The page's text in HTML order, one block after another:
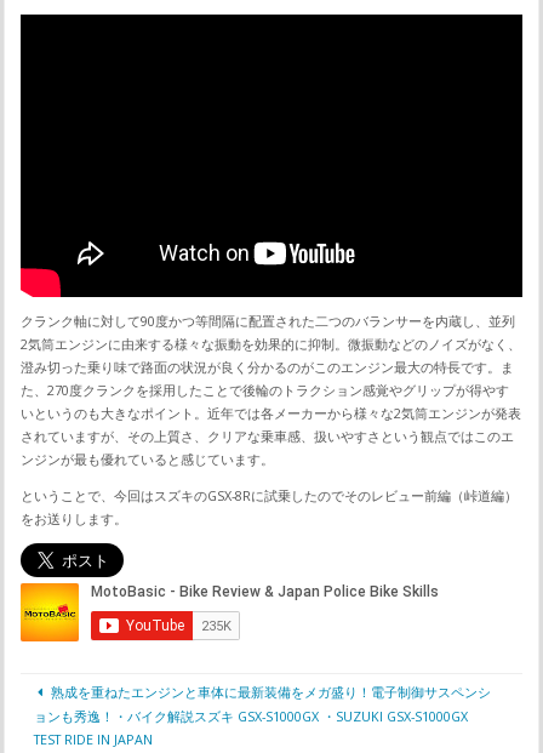
クランク軸に対して90度かつ等間隔に配置された二つのバランサーを内蔵し、並列
2気筒エンジンに由来する様々な振動を効果的に抑制。微振動などのノイズがなく、
澄み切った乗り味で路面の状況が良く分かるのがこのエンジン最大の特長です。ま
た、270度クランクを採用したことで後輪のトラクション感覚やグリップが得やす
いというのも大きなポイント。近年では各メーカーから様々な2気筒エンジンが発表
されていますが、その上質さ、クリアな乗車感、扱いやすさという観点ではこのエ
ンジンが最も優れていると感じています。
ということで、今回はスズキのGSX-8Rに試乗したのでそのレビュー前編（峠道編）
をお送りします。
熟成を重ねたエンジンと車体に最新装備をメガ盛り！電子制御サスペンシ
ョンも秀逸！・バイク解説スズキ GSX-S1000GX ・SUZUKI GSX-S1000GX
TEST RIDE IN JAPAN